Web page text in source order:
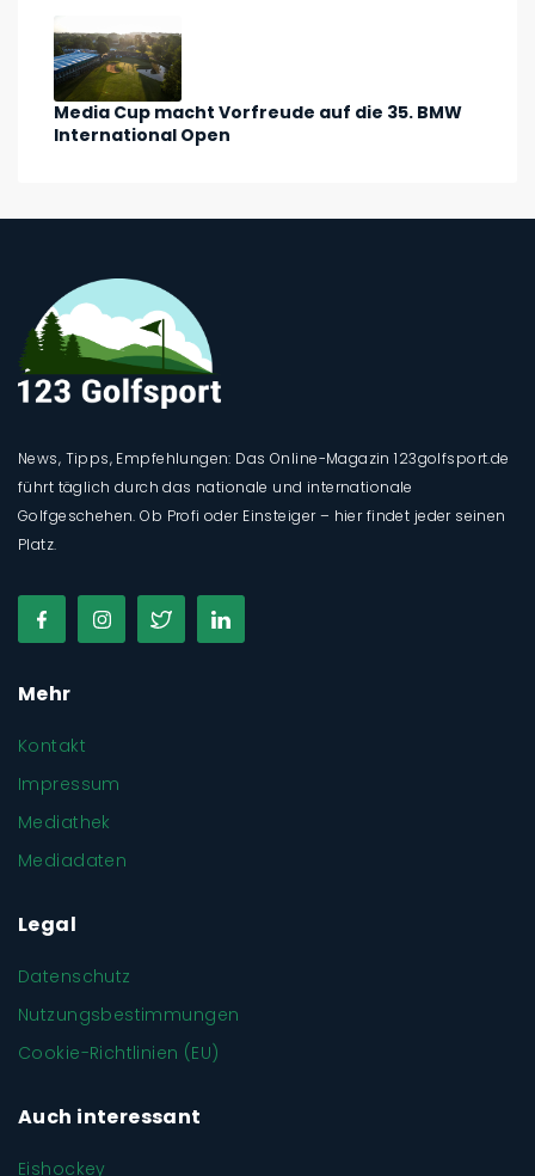
Media Cup macht Vorfreude auf die 35. BMW
International Open
News, Tipps, Empfehlungen: Das Online-Magazin 123golfsport.de
führt täglich durch das nationale und internationale
Golfgeschehen. Ob Profi oder Einsteiger – hier findet jeder seinen
Platz.
Mehr
Kontakt
Impressum
Mediathek
Mediadaten
Legal
Datenschutz
Nutzungsbestimmungen
Cookie-Richtlinien (EU)
Auch interessant
Eishockey